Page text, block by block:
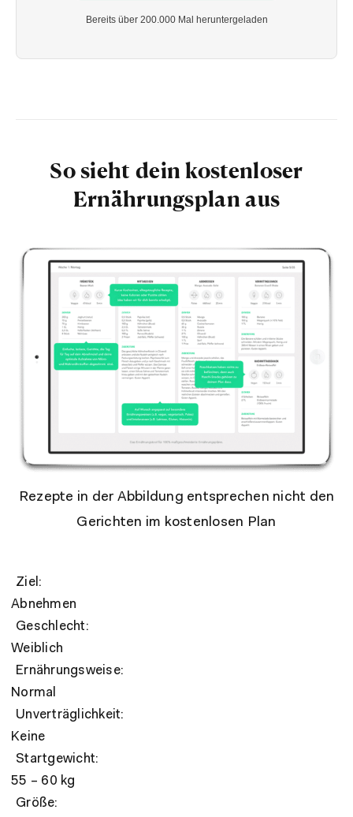
So sieht dein kostenloser
Ernährungsplan aus
Rezepte in der Abbildung entsprechen nicht den
Gerichten im kostenlosen Plan
Ziel:
Abnehmen
Geschlecht:
Weiblich
Ernährungsweise:
Normal
Unverträglichkeit:
Keine
Startgewicht:
55 – 60 kg
Größe: